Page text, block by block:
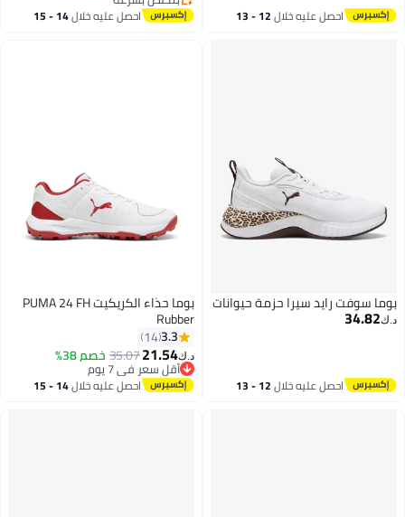
احصل عليه خلال 12 - 13 بتخلّص بسرعةاحصل عليه خلال 14 - 15
بوما سوفت رايد سيرا حزمة حيوانات
د.ك‏34.82
احصل عليه خلال 12 - 13
بوما حذاء الكريكيت PUMA 24 FH
Rubber
3.3
14
د.ك‏21.54
35.07خصم 38%
أقل سعر في 7 يوم
أقل سعر في 7 يوماحصل عليه خلال 14 - 15